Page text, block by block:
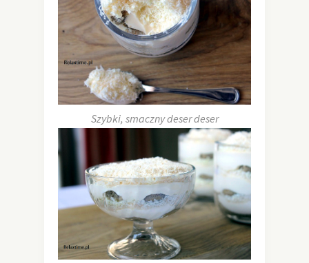
Szybki, smaczny deser deser